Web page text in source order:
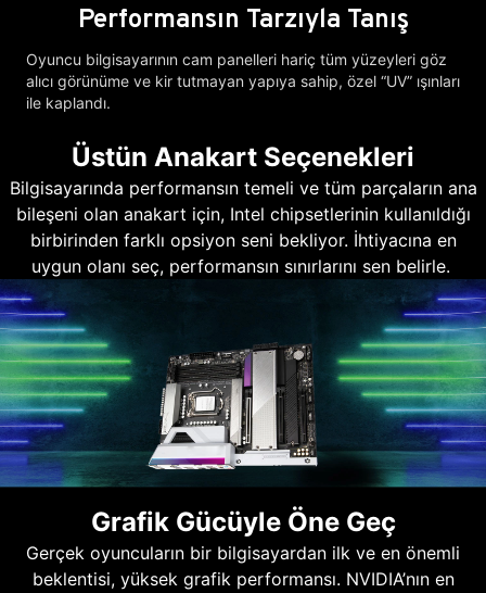
Performansın Tarzıyla Tanış
Oyuncu bilgisayarının cam panelleri hariç tüm yüzeyleri göz
alıcı görünüme ve kir tutmayan yapıya sahip, özel “UV” ışınları
ile kaplandı.
Üstün Anakart Seçenekleri
Bilgisayarında performansın temeli ve tüm parçaların ana
bileşeni olan anakart için, Intel chipsetlerinin kullanıldığı
birbirinden farklı opsiyon seni bekliyor. İhtiyacına en
uygun olanı seç, performansın sınırlarını sen belirle.
Grafik Gücüyle Öne Geç
Gerçek oyuncuların bir bilgisayardan ilk ve en önemli
beklentisi, yüksek grafik performansı. NVIDIA’nın en